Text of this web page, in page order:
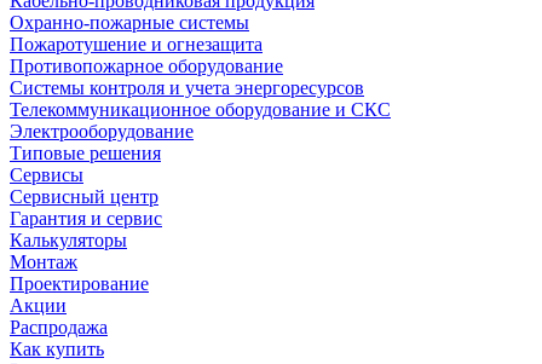
Охранно-пожарные системы
Пожаротушение и огнезащита
Противопожарное оборудование
Системы контроля и учета энергоресурсов
Телекоммуникационное оборудование и СКС
Электрооборудование
Типовые решения
Сервисы
Сервисный центр
Гарантия и сервис
Калькуляторы
Монтаж
Проектирование
Акции
Распродажа
Как купить